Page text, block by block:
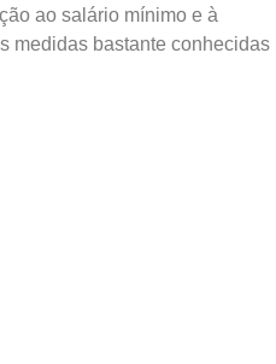
ao salário mínimo e à
medidas bastante conhecidas